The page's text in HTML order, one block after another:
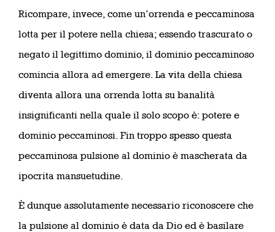
Ricompare, invece, come un’orrenda e peccaminosa
lotta per il potere nella chiesa; essendo trascurato o
negato il legittimo dominio, il dominio peccaminoso
comincia allora ad emergere. La vita della chiesa
diventa allora una orrenda lotta su banalità
insignificanti nella quale il solo scopo è: potere e
dominio peccaminosi. Fin troppo spesso questa
peccaminosa pulsione al dominio è mascherata da
ipocrita mansuetudine.
È dunque assolutamente necessario riconoscere che
la pulsione al dominio è data da Dio ed è basilare